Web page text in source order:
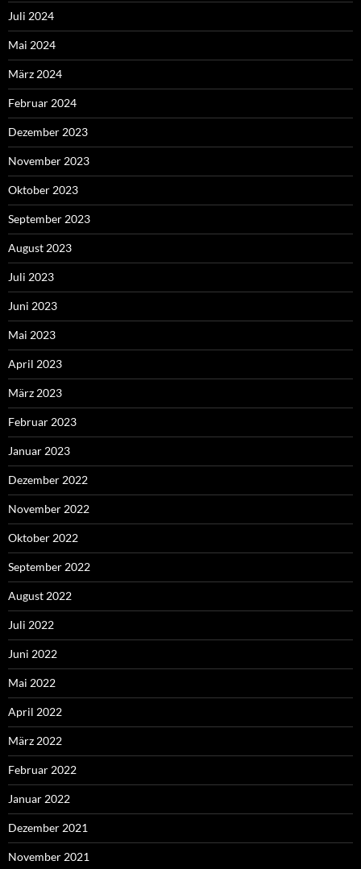
Juli 2024
Mai 2024
März 2024
Februar 2024
Dezember 2023
November 2023
Oktober 2023
September 2023
August 2023
Juli 2023
Juni 2023
Mai 2023
April 2023
März 2023
Februar 2023
Januar 2023
Dezember 2022
November 2022
Oktober 2022
September 2022
August 2022
Juli 2022
Juni 2022
Mai 2022
April 2022
März 2022
Februar 2022
Januar 2022
Dezember 2021
November 2021